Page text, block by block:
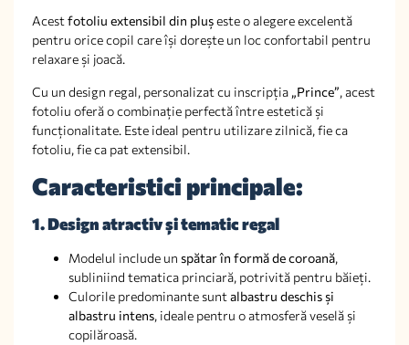
Acestfotoliu extensibil din plușeste o alegere excelentă
pentru orice copil care își dorește un loc confortabil pentru
relaxare și joacă.
Cu un design regal, personalizat cu inscripția „Prince”, acest
fotoliu oferă o combinație perfectă între estetică și
funcționalitate. Este ideal pentru utilizare zilnică, fie ca
fotoliu, fie ca pat extensibil.
Caracteristici principale:
1. Design atractiv și tematic regal
Modelul include un spătar în formă de coroană,
subliniind tematica princiară, potrivită pentru băieți.
Culorile predominante suntalbastru deschis și
albastru intens, ideale pentru o atmosferă veselă și
copilăroasă.